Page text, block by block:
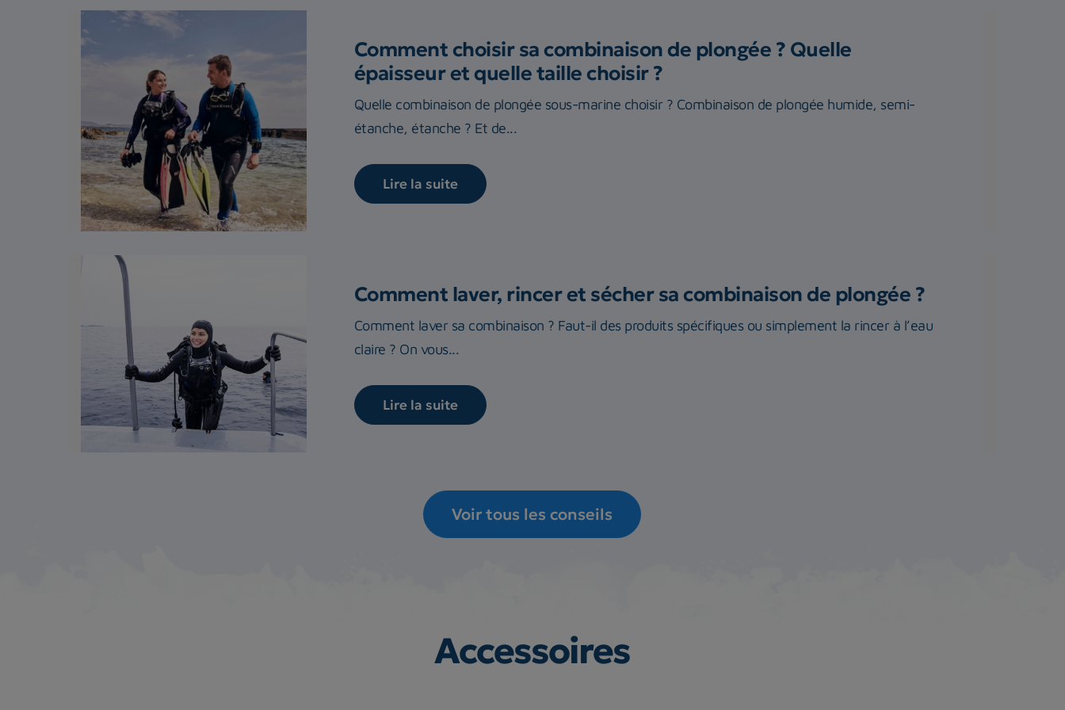
Comment choisir sa combinaison de plongée ? Quelle
épaisseur et quelle taille choisir ?
Quelle combinaison de plongée sous-marine choisir ? Combinaison de plongée humide, semi-
étanche, étanche ? Et de...
Lire la suite
Comment laver, rincer et sécher sa combinaison de plongée ?
Comment laver sa combinaison ? Faut-il des produits spécifiques ou simplement la rincer à l’eau
claire ? On vous...
Lire la suite
Voir tous les conseils
Accessoires